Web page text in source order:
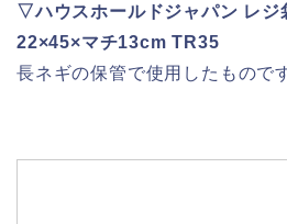
▽ハウスホールドジャパン レジ
22×45×マチ13cm TR35
長ネギの保管で使用したもので